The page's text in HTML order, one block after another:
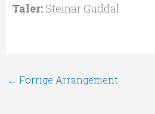
Taler:Steinar Guddal
← Forrige Arrangement